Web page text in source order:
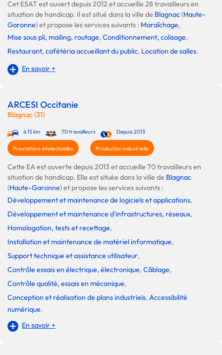
Cet ESAT est ouvert depuis 2012 et accueille 28 travailleurs en
situation de handicap. Il est situé dans la ville de Blagnac(Haute-
Garonne) et propose les services suivants : Maraîchage,
Mise sous pli, mailing, routage, Conditionnement, colisage,
Restaurant, cafétéria accueillant du public, Location de salles.
En savoir +
ARCESI Occitanie
Blagnac (31)
à 15 km 70 travailleurs Depuis 2013
Prestations intellectuelles Production industrielle
Cette EA est ouverte depuis 2013 et accueille 70 travailleurs en
situation de handicap. Elle est située dans la ville de Blagnac
(Haute-Garonne) et propose les services suivants :
Développement et maintenance de logiciels et applications,
Développement et maintenance d'infrastructures, réseaux,
Homologation, tests et recettage,
Installation et maintenance de matériel informatique,
Support technique et assistance utilisateur,
Contrôle essais en électrique, électronique, Câblage,
Contrôle qualité, essais en mécanique,
Conception et réalisation de plans industriels, Accessibilité
numérique.
En savoir +